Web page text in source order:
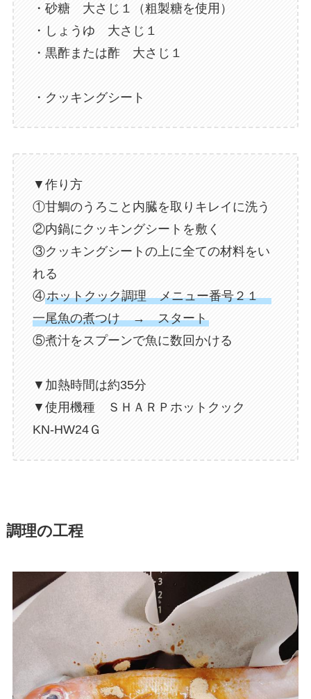
・砂糖 大さじ１（粗製糖を使用）
・しょうゆ 大さじ１
・黒酢または酢 大さじ１
・クッキングシート
▼作り方
①甘鯛のうろこと内臓を取りキレイに洗う
②内鍋にクッキングシートを敷く
③クッキングシートの上に全ての材料をい
れる
④ホットクック調理 メニュー番号２１
一尾魚の煮つけ → スタート
⑤煮汁をスプーンで魚に数回かける
▼加熱時間は約35分
▼使用機種 ＳＨＡＲＰホットクック
KN-HW24Ｇ
調理の工程